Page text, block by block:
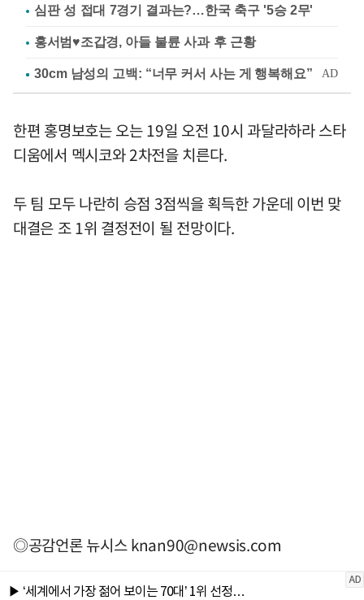
심판 성 접대 7경기 결과는?…한국 축구 '5승 2무'
홍서범♥조갑경, 아들 불륜 사과 후 근황
한편 홍명보호는 오는 19일 오전 10시 과달라하라 스타
디움에서 멕시코와 2차전을 치른다.
두 팀 모두 나란히 승점 3점씩을 획득한 가운데 이번 맞
대결은 조 1위 결정전이 될 전망이다.
◎공감언론 뉴시스knan90@newsis.com